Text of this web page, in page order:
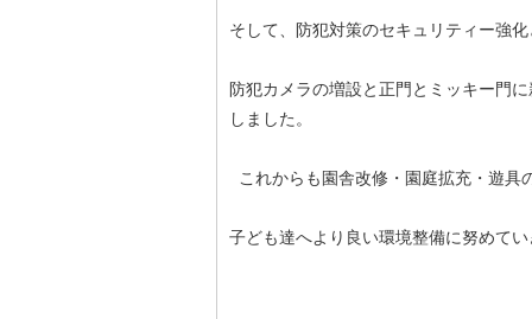
そして、防犯対策のセキュリティー強
防犯カメラの増設と正門とミッキー門
しました。
これからも園舎改修・園庭拡充・遊具
子ども達へより良い環境整備に努めて